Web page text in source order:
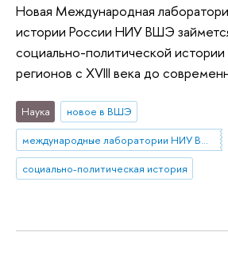
Новая Международная
истории России НИУ ВШЭ
социально-политической
регионов с ХVIII века до
Наука
новое в ВШЭ
международные лаборатории НИУ ВШЭ
социально-политическая история